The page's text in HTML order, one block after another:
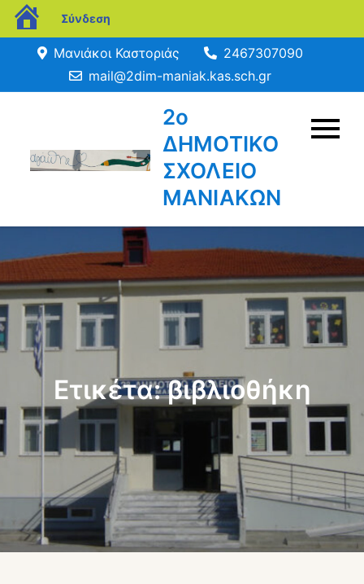
blogs.sch.gr
Σύνδεση
Μετάβαση
περιεχόμενο
Μανιάκοι Καστοριάς
2467307090
mail@2dim-maniak.kas.sch.gr
2ο
ΔΗΜΟΤΙΚΟ
ΣΧΟΛΕΙΟ
ΜΑΝΙΑΚΩΝ
Ετικέτα:βιβλιοθήκη